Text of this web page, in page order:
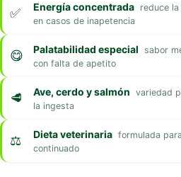
Energía concentrada reduce
en casos de inapetencia
Palatabilidad especial sabor
con falta de apetito
Ave, cerdo y salmón variedad
la ingesta
Dieta veterinaria formulada
continuado